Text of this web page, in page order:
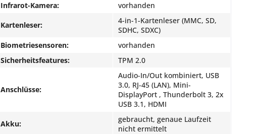
Infrarot-Kamera:
vorhanden
Kartenleser:
4-in-1-Kartenleser (MMC, SD,
SDHC, SDXC)
Biometriesensoren:
vorhanden
Sicherheitsfeatures:
TPM 2.0
Anschlüsse:
Audio-In/Out kombiniert, USB
3.0, RJ-45 (LAN), Mini-
DisplayPort , Thunderbolt 3, 2x
USB 3.1, HDMI
Akku:
gebraucht, genaue Laufzeit
nicht ermittelt